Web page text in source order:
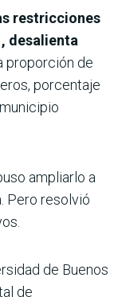
restricciones
desalienta
proporción de
porcentaje
ampliarlo a
Pero resolvió
de Buenos
de